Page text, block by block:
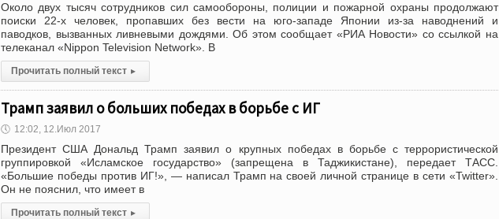
Около двух тысяч сотрудников сил самообороны, полиции и пожарной охраны продолжают
поиски 22-х человек, пропавших без вести на юго-западе Японии из-за наводнений и
паводков, вызванных ливневыми дождями. Об этом сообщает «РИА Новости» со ссылкой на
телеканал «Nippon Television Network». В
Прочитать полный текст ▸
Трамп заявил о больших победах в борьбе с ИГ
🕔 12:02, 12.Июл 2017
Президент США Дональд Трамп заявил о крупных победах в борьбе с террористической
группировкой «Исламское государство» (запрещена в Таджикистане), передает ТАСС.
«Большие победы против ИГ!», — написал Трамп на своей личной странице в сети «Twitter».
Он не пояснил, что имеет в
Прочитать полный текст ▸